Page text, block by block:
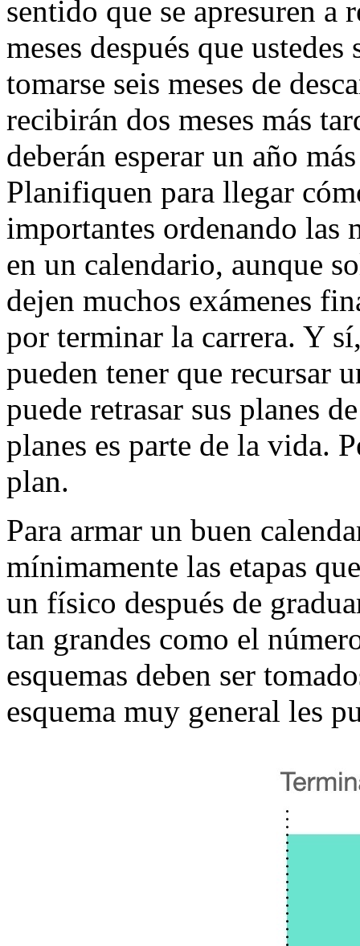
sentido que se apresuren a
meses después que
tomarse seis meses de
recibirán dos meses más
deberán esperar un año
Planifiquen para llegar
importantes ordenando las
en un calendario, aunque
dejen muchos exámenes
por terminar la carrera. Y
pueden tener que recursar
puede retrasar sus planes
planes es parte de la vida.
plan.
Para armar un buen
mínimamente las etapas
un físico después de
tan grandes como el
esquemas deben ser
esquema muy general les